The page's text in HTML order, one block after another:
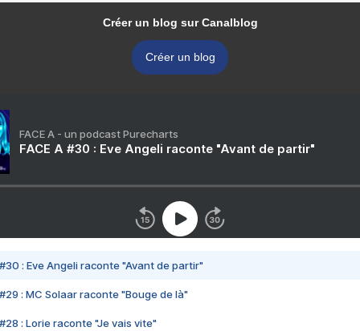
Créer un blog sur Canalblog
Créer un blog
FACE A - un podcast Purecharts
FACE A #30 : Eve Angeli raconte "Avant de partir"
#30 : Eve Angeli raconte "Avant de partir"
#29 : MC Solaar raconte "Bouge de là"
#28 : Lorie raconte "Je vais vite"